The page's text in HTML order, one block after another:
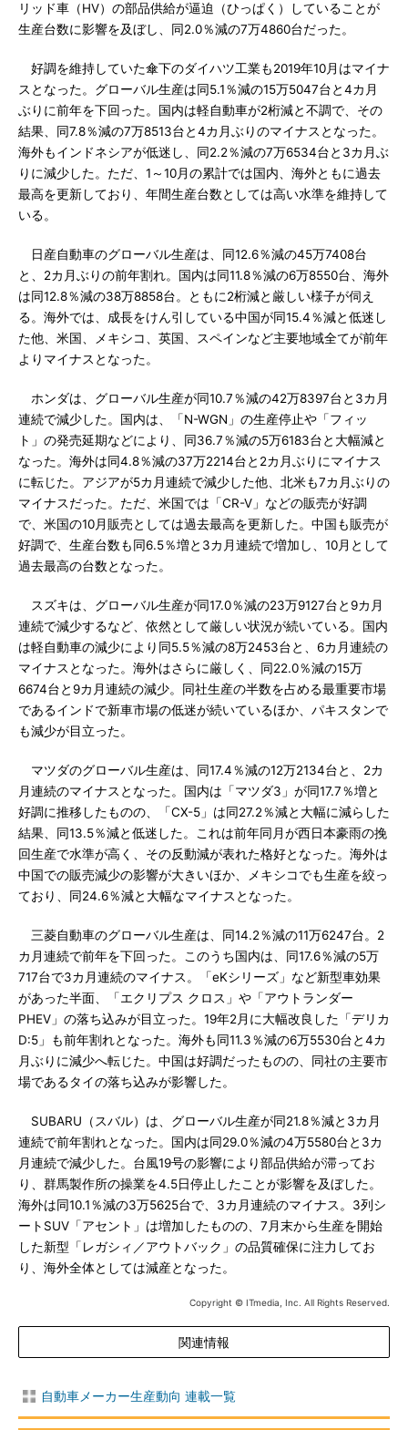
リッド車（HV）の部品供給が逼迫（ひっぱく）していることが
生産台数に影響を及ぼし、同2.0％減の7万4860台だった。
好調を維持していた傘下のダイハツ工業も2019年10月はマイナ
スとなった。グローバル生産は同5.1％減の15万5047台と4カ月
ぶりに前年を下回った。国内は軽自動車が2桁減と不調で、その
結果、同7.8％減の7万8513台と4カ月ぶりのマイナスとなった。
海外もインドネシアが低迷し、同2.2％減の7万6534台と3カ月ぶ
りに減少した。ただ、1～10月の累計では国内、海外ともに過去
最高を更新しており、年間生産台数としては高い水準を維持して
いる。
日産自動車のグローバル生産は、同12.6％減の45万7408台
と、2カ月ぶりの前年割れ。国内は同11.8％減の6万8550台、海外
は同12.8％減の38万8858台。ともに2桁減と厳しい様子が伺え
る。海外では、成長をけん引している中国が同15.4％減と低迷し
た他、米国、メキシコ、英国、スペインなど主要地域全てが前年
よりマイナスとなった。
ホンダは、グローバル生産が同10.7％減の42万8397台と3カ月
連続で減少した。国内は、「N-WGN」の生産停止や「フィッ
ト」の発売延期などにより、同36.7％減の5万6183台と大幅減と
なった。海外は同4.8％減の37万2214台と2カ月ぶりにマイナス
に転じた。アジアが5カ月連続で減少した他、北米も7カ月ぶりの
マイナスだった。ただ、米国では「CR-V」などの販売が好調
で、米国の10月販売としては過去最高を更新した。中国も販売が
好調で、生産台数も同6.5％増と3カ月連続で増加し、10月として
過去最高の台数となった。
スズキは、グローバル生産が同17.0％減の23万9127台と9カ月
連続で減少するなど、依然として厳しい状況が続いている。国内
は軽自動車の減少により同5.5％減の8万2453台と、6カ月連続の
マイナスとなった。海外はさらに厳しく、同22.0％減の15万
6674台と9カ月連続の減少。同社生産の半数を占める最重要市場
であるインドで新車市場の低迷が続いているほか、パキスタンで
も減少が目立った。
マツダのグローバル生産は、同17.4％減の12万2134台と、2カ
月連続のマイナスとなった。国内は「マツダ3」が同17.7％増と
好調に推移したものの、「CX-5」は同27.2％減と大幅に減らした
結果、同13.5％減と低迷した。これは前年同月が西日本豪雨の挽
回生産で水準が高く、その反動減が表れた格好となった。海外は
中国での販売減少の影響が大きいほか、メキシコでも生産を絞っ
ており、同24.6％減と大幅なマイナスとなった。
三菱自動車のグローバル生産は、同14.2％減の11万6247台。2
カ月連続で前年を下回った。このうち国内は、同17.6％減の5万
717台で3カ月連続のマイナス。「eKシリーズ」など新型車効果
があった半面、「エクリプス クロス」や「アウトランダー
PHEV」の落ち込みが目立った。19年2月に大幅改良した「デリカ
D:5」も前年割れとなった。海外も同11.3％減の6万5530台と4カ
月ぶりに減少へ転じた。中国は好調だったものの、同社の主要市
場であるタイの落ち込みが影響した。
SUBARU（スバル）は、グローバル生産が同21.8％減と3カ月
連続で前年割れとなった。国内は同29.0％減の4万5580台と3カ
月連続で減少した。台風19号の影響により部品供給が滞ってお
り、群馬製作所の操業を4.5日停止したことが影響を及ぼした。
海外は同10.1％減の3万5625台で、3カ月連続のマイナス。3列シ
ートSUV「アセント」は増加したものの、7月末から生産を開始
した新型「レガシィ／アウトバック」の品質確保に注力してお
り、海外全体としては減産となった。
Copyright © ITmedia, Inc. All Rights Reserved.
関連情報
自動車メーカー生産動向 連載一覧